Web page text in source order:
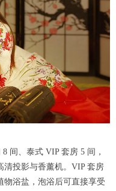
、泰式 VIP 套房 5 间，
清投影与香薰机。VIP 套房
物浴盐，泡浴后可直接享受